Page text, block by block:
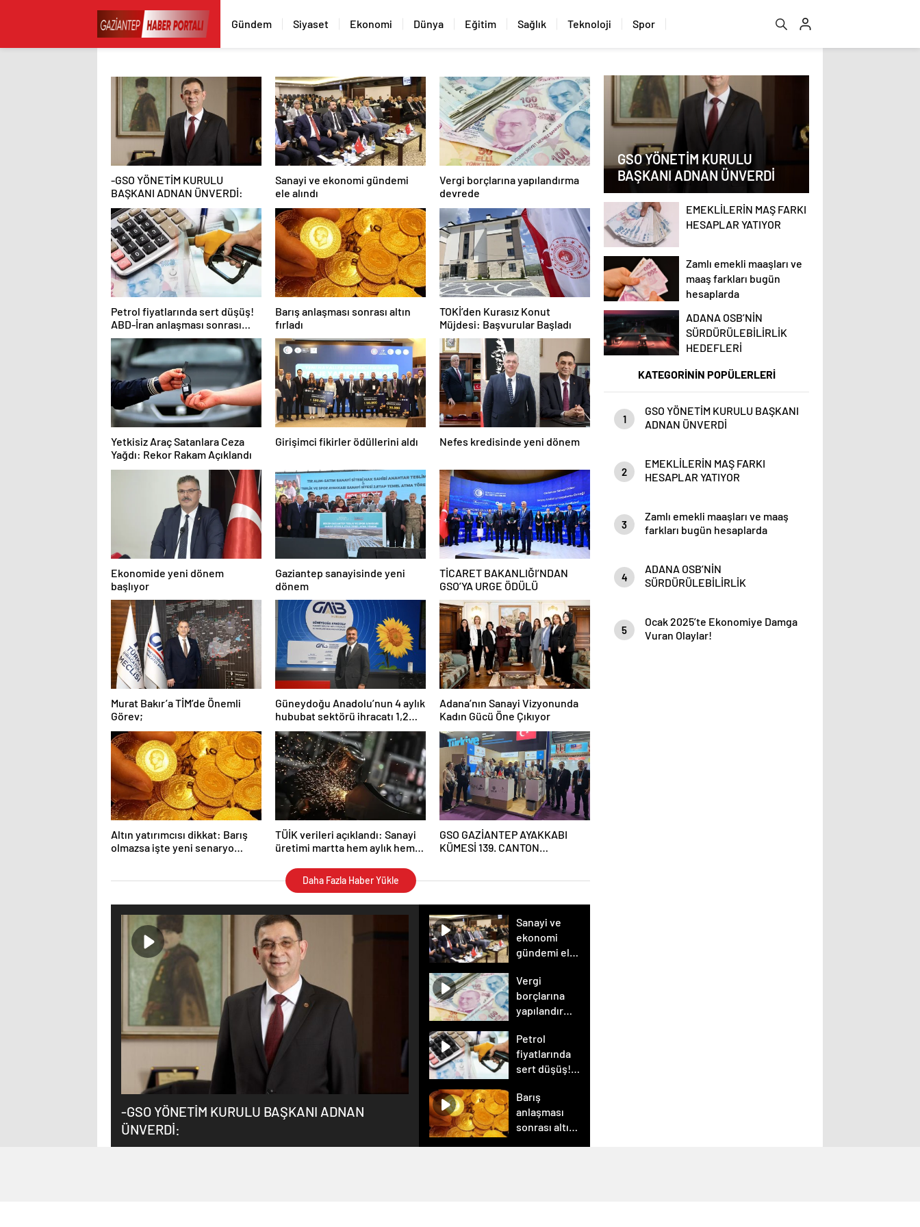
Gündem Siyaset Ekonomi Dünya Eğitim Sağlık Teknoloji Spor
-GSO YÖNETİM KURULU
BAŞKANI ADNAN ÜNVERDİ:
Sanayi ve ekonomi gündemi
ele alındı
Vergi borçlarına yapılandırma
devrede
Petrol fiyatlarında sert düşüş!
ABD-İran anlaşması sonrası
gözler Hürmüz Boğazı’nda
Barış anlaşması sonrası altın
fırladı
TOKİ’den Kurasız Konut
Müjdesi: Başvurular Başladı
Yetkisiz Araç Satanlara Ceza
Yağdı: Rekor Rakam Açıklandı
Girişimci fikirler ödüllerini aldı Nefes kredisinde yeni dönem
Ekonomide yeni dönem
başlıyor
Gaziantep sanayisinde yeni
dönem
TİCARET BAKANLIĞI’NDAN
GSO’YA URGE ÖDÜLÜ
Murat Bakır’a TİM’de Önemli
Görev;
Güneydoğu Anadolu’nun 4 aylık
hububat sektörü ihracatı 1,2
milyar dolar
Adana’nın Sanayi Vizyonunda
Kadın Gücü Öne Çıkıyor
Altın yatırımcısı dikkat: Barış
olmazsa işte yeni senaryo…
TÜİK verileri açıklandı: Sanayi
üretimi martta hem aylık hem
GSO GAZİANTEP AYAKKABI
KÜMESİ 139. CANTON
Daha Fazla Haber Yükle
-GSO YÖNETİM KURULU BAŞKANI ADNAN
ÜNVERDİ:
Sanayi ve
ekonomi
gündemi ele
Vergi
borçlarına
yapılandırma
Petrol
fiyatlarında
sert düşüş!
anlaşması
sonrası
gözler
Hürmüz
Barış
anlaşması
sonrası altın
GSO YÖNETİM KURULU
BAŞKANI ADNAN ÜNVERDİ
EMEKLİLERİN MAŞ FARKI
HESAPLAR YATIYOR
Zamlı emekli maaşları ve
maaş farkları bugün
hesaplarda
ADANA OSB’NİN
SÜRDÜRÜLEBİLİRLİK
HEDEFLERİ
KATEGORİNİN POPÜLERLERİ
1
GSO YÖNETİM KURULU BAŞKANI
ADNAN ÜNVERDİ
2
EMEKLİLERİN MAŞ FARKI
HESAPLAR YATIYOR
3
Zamlı emekli maaşları ve maaş
farkları bugün hesaplarda
4
ADANA OSB’NİN
SÜRDÜRÜLEBİLİRLİK
5
Ocak 2025’te Ekonomiye Damga
Vuran Olaylar!